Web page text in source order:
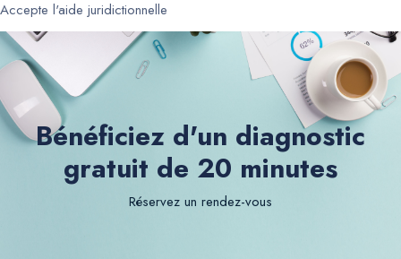
Accepte l'aide juridictionnelle
Bénéficiez d'un diagnostic
gratuit de 20 minutes
Réservez un rendez-vous